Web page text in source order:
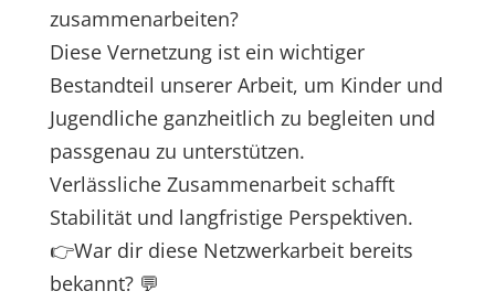
zusammenarbeiten?
Diese Vernetzung ist ein wichtiger
Bestandteil unserer Arbeit, um Kinder und
Jugendliche ganzheitlich zu begleiten und
passgenau zu unterstützen.
Verlässliche Zusammenarbeit schafft
Stabilität und langfristige Perspektiven.
👉War dir diese Netzwerkarbeit bereits
bekannt? 💬